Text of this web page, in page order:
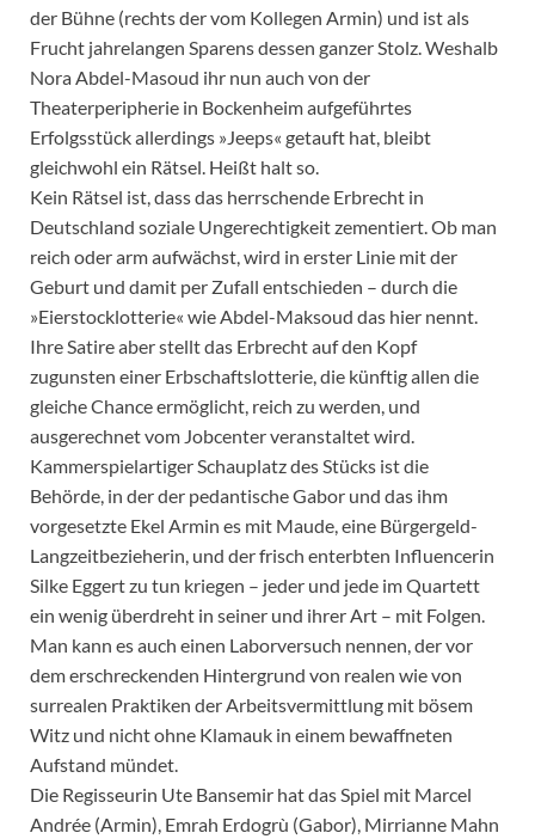
der Bühne (rechts der vom Kollegen Armin) und ist als
Frucht jahrelangen Sparens dessen ganzer Stolz. Weshalb
Nora Abdel-Masoud ihr nun auch von der
Theaterperipherie in Bockenheim aufgeführtes
Erfolgsstück allerdings »Jeeps« getauft hat, bleibt
gleichwohl ein Rätsel. Heißt halt so.
Kein Rätsel ist, dass das herrschende Erbrecht in
Deutschland soziale Ungerechtigkeit zementiert. Ob man
reich oder arm aufwächst, wird in erster Linie mit der
Geburt und damit per Zufall entschieden – durch die
»Eierstocklotterie« wie Abdel-Maksoud das hier nennt.
Ihre Satire aber stellt das Erbrecht auf den Kopf
zugunsten einer Erbschaftslotterie, die künftig allen die
gleiche Chance ermöglicht, reich zu werden, und
ausgerechnet vom Jobcenter veranstaltet wird.
Kammerspielartiger Schauplatz des Stücks ist die
Behörde, in der der pedantische Gabor und das ihm
vorgesetzte Ekel Armin es mit Maude, eine Bürgergeld-
Langzeitbezieherin, und der frisch enterbten Influencerin
Silke Eggert zu tun kriegen – jeder und jede im Quartett
ein wenig überdreht in seiner und ihrer Art – mit Folgen.
Man kann es auch einen Laborversuch nennen, der vor
dem erschreckenden Hintergrund von realen wie von
surrealen Praktiken der Arbeitsvermittlung mit bösem
Witz und nicht ohne Klamauk in einem bewaffneten
Aufstand mündet.
Die Regisseurin Ute Bansemir hat das Spiel mit Marcel
Andrée (Armin), Emrah Erdogrù (Gabor), Mirrianne Mahn